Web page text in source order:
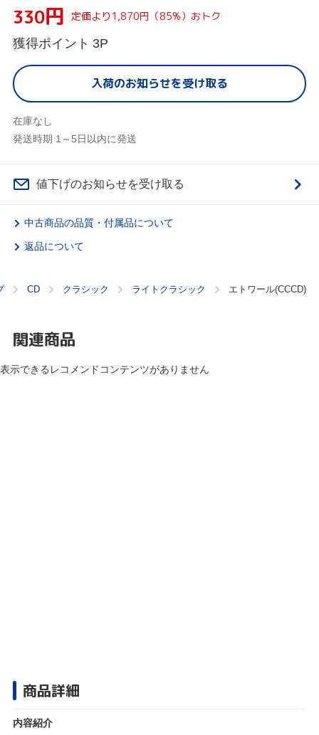
330円 定価より1,870円（85%）おトク
獲得ポイント 3P
入荷のお知らせを受け取る
在庫なし
発送時期 1～5日以内に発送
値下げのお知らせを受け取る
中古商品の品質・付属品について
返品について
CD クラシック ライトクラシック エトワール(CCCD)
関連商品
表示できるレコメンドコンテンツがありません
商品詳細
内容紹介